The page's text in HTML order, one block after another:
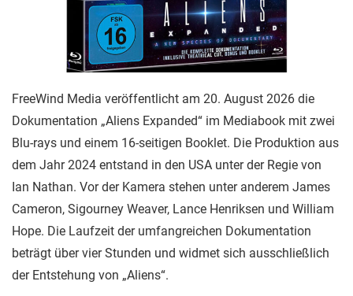
FreeWind Media veröffentlicht am 20. August 2026 die
Dokumentation „Aliens Expanded“ im Mediabook mit zwei
Blu-rays und einem 16-seitigen Booklet. Die Produktion aus
dem Jahr 2024 entstand in den USA unter der Regie von
Ian Nathan. Vor der Kamera stehen unter anderem James
Cameron, Sigourney Weaver, Lance Henriksen und William
Hope. Die Laufzeit der umfangreichen Dokumentation
beträgt über vier Stunden und widmet sich ausschließlich
der Entstehung von „Aliens“.